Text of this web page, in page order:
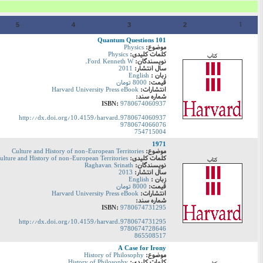
1
2
3
4
5
کتاب
101 Quantum Questions
موضوع: Physics
کلمات کلیدی: Physics
نویسندگان: Ford, Kenneth W.
سال انتشار: 2011
زبان : English
قیمت: 8000 تومان
انتشارات: Harvard University Press eBook
شماره سند:
9780674060937
:ISBN
http://dx.doi.org/10.4159/harvard.9780674060937
9780674066076
754715004
کتاب
1971
موضوع: Culture and History of non-European Territories
کلمات کلیدی: and History of non-European Territories
نویسندگان: Raghavan, Srinath
سال انتشار: 2013
زبان : English
قیمت: 8000 تومان
انتشارات: Harvard University Press eBook
شماره سند:
9780674731295
:ISBN
http://dx.doi.org/10.4159/harvard.9780674731295
9780674728646
865508517
A Case for Irony
موضوع: History of Philosophy